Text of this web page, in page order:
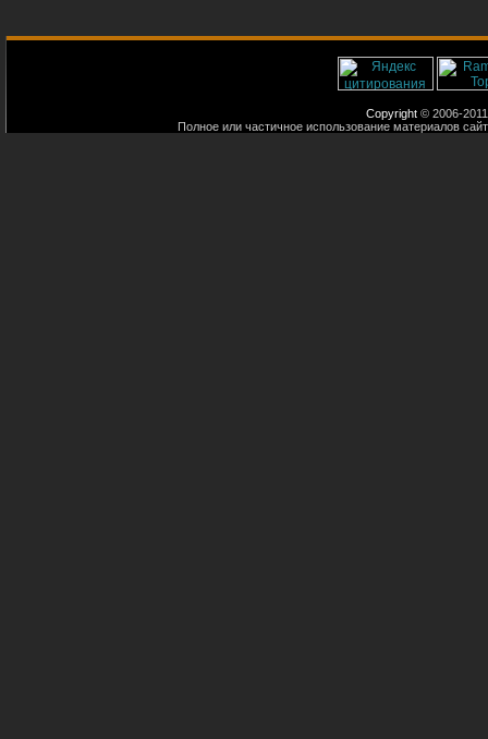
Copyright © 2006-
Полное или частичное использование материалов